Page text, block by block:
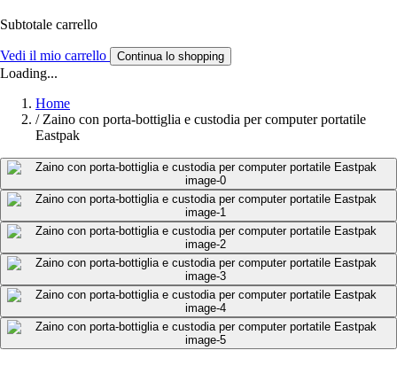
Subtotale carrello
Vedi il mio carrello Continua lo shopping
Loading...
Home
/ Zaino con porta-bottiglia e custodia per computer portatile
Eastpak